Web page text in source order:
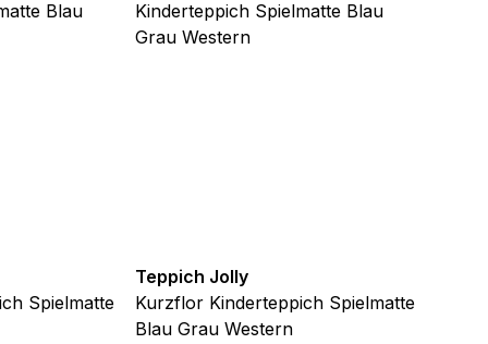
Spielmatte
Teppich Jolly
Kurzflor Kinderteppich Spielmatte
Blau Grau Western